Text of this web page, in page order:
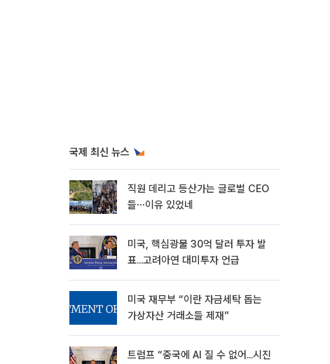
국제 최신 뉴스
직원 데리고 등산가는 글로벌 CEO
들⋯이유 있었네
미국, 핵심광물 30억 달러 투자 발
표...고려아연 대미투자 언급
미국 재무부 “이란 자금세탁 돕는
가상자산 거래소들 제재”
트럼프 “중국에 AI 질 수 없어...시진